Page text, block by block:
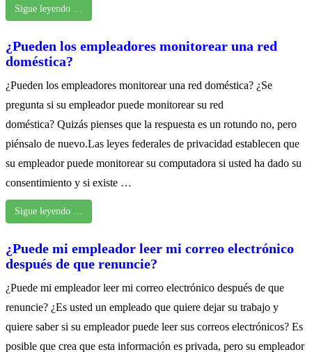
Sigue leyendo …
¿Pueden los empleadores monitorear una red
doméstica?
¿Pueden los empleadores monitorear una red doméstica? ¿Se
pregunta si su empleador puede monitorear su red
doméstica? Quizás pienses que la respuesta es un rotundo no, pero
piénsalo de nuevo.Las leyes federales de privacidad establecen que
su empleador puede monitorear su computadora si usted ha dado su
consentimiento y si existe …
Sigue leyendo …
¿Puede mi empleador leer mi correo electrónico
después de que renuncie?
¿Puede mi empleador leer mi correo electrónico después de que
renuncie? ¿Es usted un empleado que quiere dejar su trabajo y
quiere saber si su empleador puede leer sus correos electrónicos? Es
posible que crea que esta información es privada, pero su empleador